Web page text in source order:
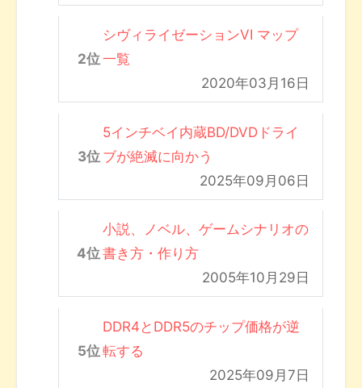
シヴィライゼーションVI マップ
一覧
2020年03月16日
5インチベイ内蔵BD/DVDドライ
ブが絶滅に向かう
2025年09月06日
小説、ノベル、ゲームシナリオの
書き方・作り方
2005年10月29日
DDR4とDDR5のチップ価格が逆
転する
2025年09月7日